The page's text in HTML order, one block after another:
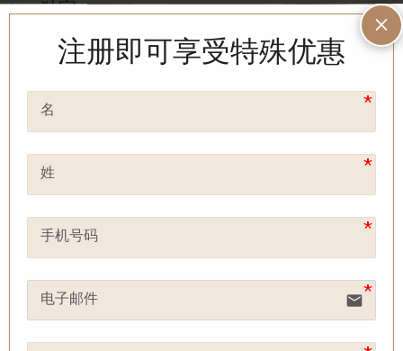
注册即可享受特殊优惠
email
M
独家
6单位
A1 622.74 SQ.M.
A2
A3 645.79 SQM.
A4
A5 741.72 SQ.M.
*如有更改，恕不另行通知。